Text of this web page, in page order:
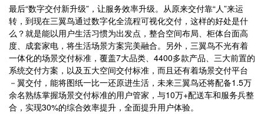
最后“数字交付新升级”，让服务效率升级。从原来交付靠“人”来运
转，到现在三翼鸟通过数字化全流程可视化交付，这样的好处是什
么？就是能以用户生活习惯为出发点，整合空间布局、柜体台面高
度、成套家电，将生活场景方案完美融合。另外，三翼鸟不光有着
一体化的场景交付标准，覆盖7大品类、4400多款产品、三大前置的
系统交付方案，以及五大空间交付标准，而且还有着场景交付平台
－翼交付，能将图纸一比一还原进生活，未来三翼鸟还将配备1.5万
余名熟练掌握场景交付标准的用户管家，与10万+配送车和服务兵整
合，实现30%的综合效率提升，全面提升用户体验。